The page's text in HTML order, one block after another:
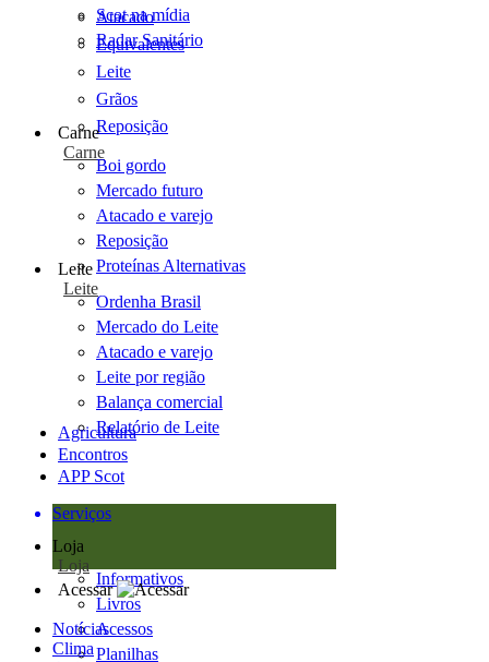
Scot na mídia
Radar Sanitário
Atacado
Equivalentes
Leite
Grãos
Reposição
Carne
Carne
Boi gordo
Mercado futuro
Atacado e varejo
Reposição
Proteínas Alternativas
Leite
Leite
Ordenha Brasil
Mercado do Leite
Atacado e varejo
Leite por região
Balança comercial
Relatório de Leite
Agricultura
Encontros
APP Scot
Serviços
Loja
Loja
Informativos
Livros
Acessos
Planilhas
Acessar
Notícias
Clima